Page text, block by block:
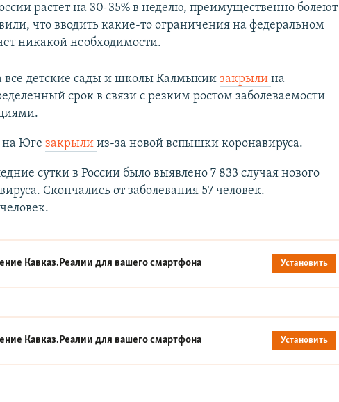
растет на 30-35% в неделю, преимущественно болеют
что вводить какие-то ограничения на федеральном
никакой необходимости.
все детские сады и школы Калмыкии закрыли на
срок в связи с резким ростом заболеваемости
на Юге закрыли из-за новой вспышки коронавируса.
сутки в России было выявлено 7 833 случая нового
Скончались от заболевания 57 человек.
Кавказ.Реалии для вашего смартфона Установить
Кавказ.Реалии для вашего смартфона Установить